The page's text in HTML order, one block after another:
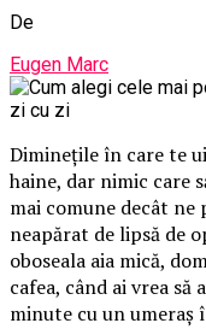
De
Eugen Marc
Diminețile în care te
haine, dar nimic care
mai comune decât ne
neapărat de lipsă de
oboseala aia mică,
cafea, când ai vrea să
minute cu un umeraș